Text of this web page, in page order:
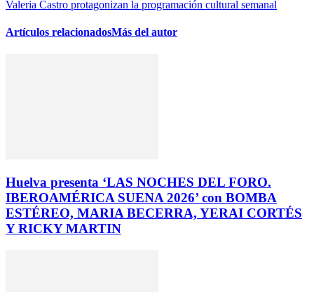
Valeria Castro protagonizan la programación cultural semanal
Artículos relacionadosMás del autor
Huelva presenta ‘LAS NOCHES DEL FORO.
IBEROAMÉRICA SUENA 2026’ con BOMBA
ESTÉREO, MARIA BECERRA, YERAI CORTÉS
Y RICKY MARTIN